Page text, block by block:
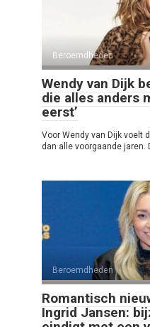
Beroemdheden
Wendy van Dijk
die alles anders
eerst’
Voor Wendy van Dijk voelt
dan alle voorgaande jaren.
Beroemdheden
Romantisch
Ingrid Jansen: